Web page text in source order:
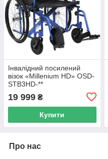
Інвалідний посилений
візок «Millenium HD» OSD-
STB3HD-**
19 999 ₴
Купити
Про нас